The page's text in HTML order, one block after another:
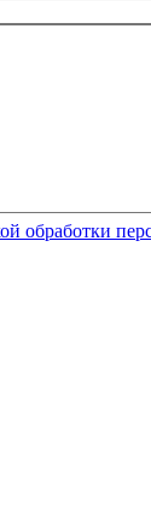
обработки